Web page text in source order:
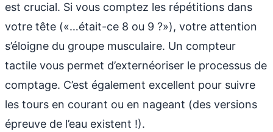
est crucial. Si vous comptez les répétitions dans
votre tête («…était-ce 8 ou 9 ?»), votre attention
s’éloigne du groupe musculaire. Un compteur
tactile vous permet d’externéoriser le processus de
comptage. C’est également excellent pour suivre
les tours en courant ou en nageant (des versions
épreuve de l’eau existent !).